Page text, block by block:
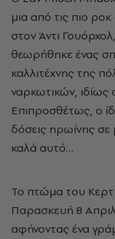
μια από τις πιο
στον Άντι
θεωρήθηκε ένας
καλλιτέχνης της
ναρκωτικών, ιδίως
Επιπροσθέτως, ο
δόσεις ηρωίνης σε
καλά αυτό…
Το πτώμα του
Παρασκευή 8
αφήνοντας ένα